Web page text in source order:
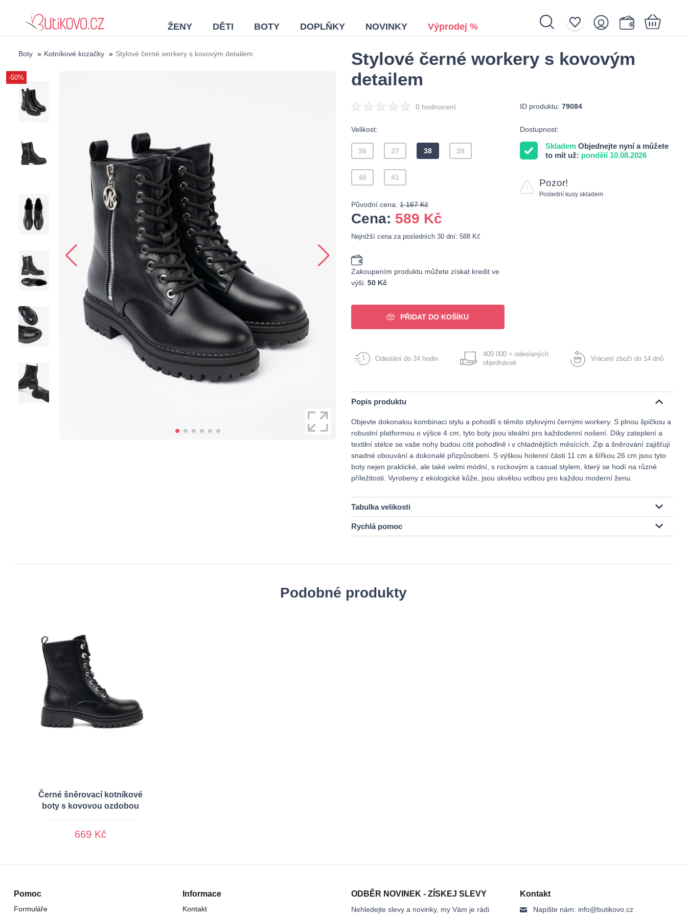
ŽENY DĚTI BOTY DOPLŇKY NOVINKY Výprodej %
Nákupní košík je prázdný.
Boty » Kotníkové kozačky » Stylové černé workery s kovovým detailem
-50%
Stylové černé workery s kovovým
detailem
0 hodnocení ID produktu: 79084
Dostupnost:
Skladem Objednejte nyní a můžete
to mít už: pondělí 10.08.2026
Pozor!
Poslední kusy skladem
Velikost:
36 37 38 39
40 41
Původní cena: 1 167 Kč
Cena: 589 Kč
Nejnižší cena za posledních 30 dní: 588 Kč
Zakoupením produktu můžete získat kredit ve
výši: 50 Kč
PŘIDAT DO KOŠÍKU
Odeslání do 24 hodin
400 000 + odeslaných
objednávek
Vrácení zboží do 14 dnů
Popis produktu
Objevte dokonalou kombinaci stylu a pohodlí s těmito stylovými černými workery. S plnou špičkou a
robustní platformou o výšce 4 cm, tyto boty jsou ideální pro každodenní nošení. Díky zateplení a
textilní stélce se vaše nohy budou cítit pohodlně i v chladnějších měsících. Zip a šněrování zajišťují
snadné obouvání a dokonalé přizpůsobení. S výškou holenní části 11 cm a šířkou 26 cm jsou tyto
boty nejen praktické, ale také velmi módní, s rockovým a casual stylem, který se hodí na různé
příležitosti. Vyrobeny z ekologické kůže, jsou skvělou volbou pro každou moderní ženu.
Tabulka velikosti
Rychlá pomoc
Podobné produkty
Černé šněrovací kotníkové
boty s kovovou ozdobou
669 Kč
Pomoc
Formuláře
Informace
Kontakt
ODBĚR NOVINEK - ZÍSKEJ SLEVY
Nehledejte slevy a novinky, my Vám je rádi
Kontakt
Napište nám: info@butikovo.cz